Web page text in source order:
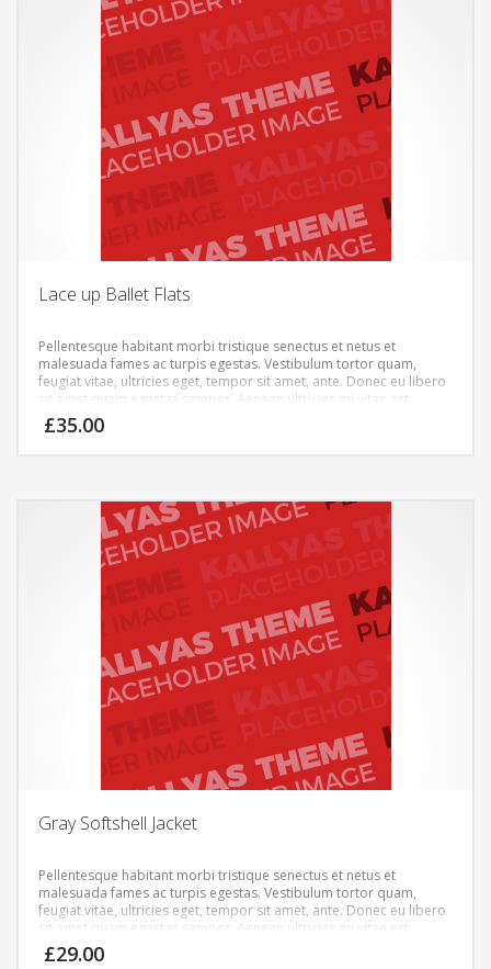
Lace up Ballet Flats
Pellentesque habitant morbi tristique senectus et netus et
malesuada fames ac turpis egestas. Vestibulum tortor quam,
feugiat vitae, ultricies eget, tempor sit amet, ante. Donec eu libero
sit amet quam egestas semper. Aenean ultricies mi vitae est.
Mauris placerat eleifend leo.
£35.00
Gray Softshell Jacket
Pellentesque habitant morbi tristique senectus et netus et
malesuada fames ac turpis egestas. Vestibulum tortor quam,
feugiat vitae, ultricies eget, tempor sit amet, ante. Donec eu libero
sit amet quam egestas semper. Aenean ultricies mi vitae est.
Mauris placerat eleifend leo.
£29.00